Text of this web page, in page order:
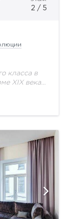
2 / 5
класса в
XIX века
полы -